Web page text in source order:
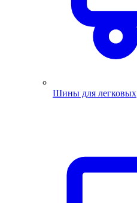
Шины для легковых